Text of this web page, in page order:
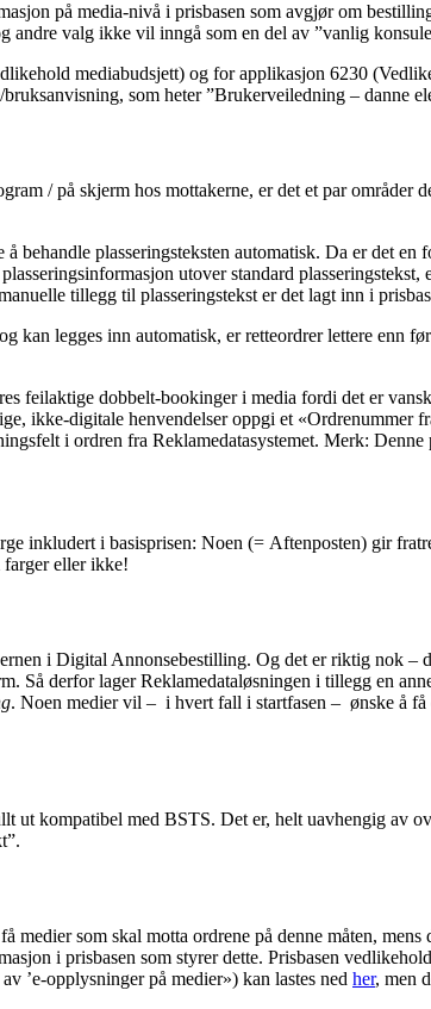
på media-nivå i prisbasen som avgjør om
andre valg ikke vil inngå som en del av ”vanlig
mediabudsjett) og for applikasjon 6230
som heter ”Brukerveiledning – danne
/ på skjerm hos mottakerne, er det et par områder
behandle plasserings­teksten automatisk. Da er det
utover standard
tillegg til plasseringstekst er det lagt inn i
kan legges inn automatisk, er retteordrer lettere enn
feilaktige dobbelt-bookinger i media fordi det er
ikke-digitale henvendelser oppgi et
i ordren fra Reklamedatasystemet. Merk:
inkludert i basisprisen: Noen (= Aftenposten) gir
farger eller ikke!
i Digital Annonse­bestilling. Og det er riktig nok
Så derfor lager Reklamedataløsningen i tillegg en
. Noen medier vil – i hvert fall i startfasen – ønske å
kompatibel med BSTS. Det er, helt uavhengig av
som skal motta ordrene på denne måten,
i prisbasen som styrer dette. Prisbasen
’e-opplysninger på medier») kan lastes ned her, men